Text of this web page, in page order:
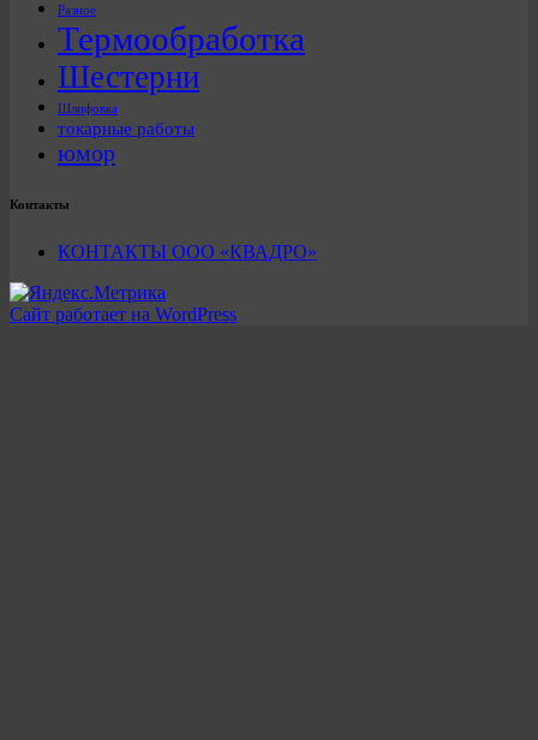
Разное
Термообработка
Шестерни
Шлифовка
токарные работы
юмор
Контакты
КОНТАКТЫ ООО «КВАДРО»
Сайт работает на WordPress